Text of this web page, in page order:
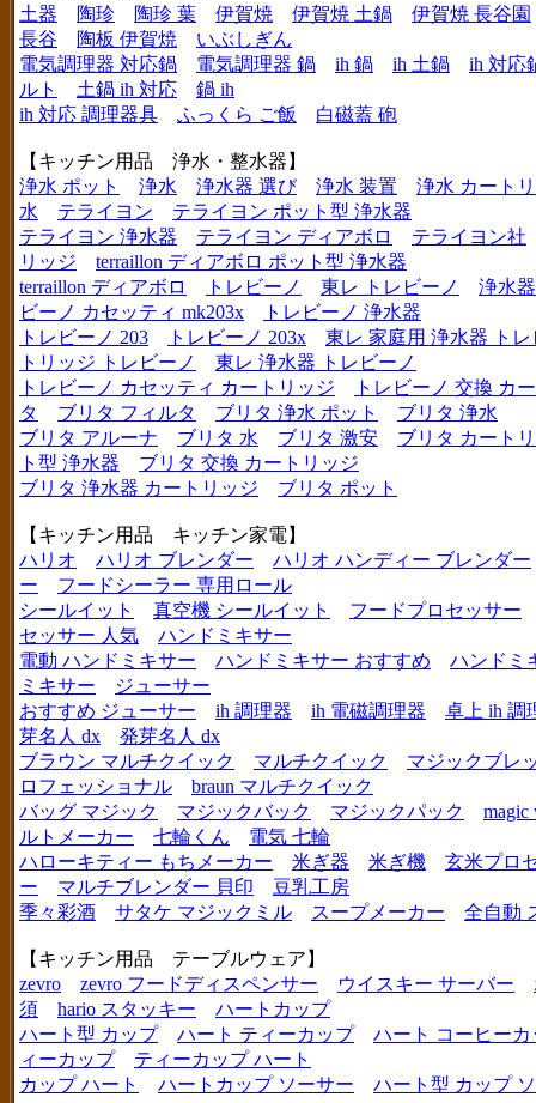
土器
陶珍 陶珍 葉 伊賀焼 伊賀焼 土鍋
伊賀焼 長谷園
長谷
陶板 伊賀焼
いぶしぎん
電気調理器 対応鍋
電気調理器 鍋 ih 鍋 ih 土鍋
ih 対応
ルト
土鍋 ih 対応
鍋 ih
ih 対応 調理器具
ふっくら ご飯 白磁蓋 砲
【キッチン用品 浄水・整水器】
浄水 ポット
浄水 浄水器 選び 浄水 装置
浄水 カート
水
テライヨン
テライヨン ポット型 浄水器
テライヨン 浄水器
テライヨン ディアボロ
テライヨン社
リッジ
terraillon ディアボロ ポット型 浄水器
terraillon ディアボロ
トレビーノ 東レ トレビーノ
浄水
ビーノ カセッティ mk203x
トレビーノ 浄水器
トレビーノ 203
トレビーノ 203x
東レ 家庭用 浄水器 トレ
トリッジ トレビーノ
東レ 浄水器 トレビーノ
トレビーノ カセッティ カートリッジ
トレビーノ 交換 カ
タ
ブリタ フィルタ ブリタ 浄水 ポット
ブリタ 浄水
ブリタ アルーナ
ブリタ 水 ブリタ 激安
ブリタ カート
ト型 浄水器
ブリタ 交換 カートリッジ
ブリタ 浄水器 カートリッジ
ブリタ ポット
【キッチン用品 キッチン家電】
ハリオ
ハリオ ブレンダー
ハリオ ハンディー ブレンダー
ー
フードシーラー 専用ロール
シールイット
真空機 シールイット
フードプロセッサー
セッサー 人気
ハンドミキサー
電動 ハンドミキサー
ハンドミキサー おすすめ
ハンドミ
ミキサー
ジューサー
おすすめ ジューサー
ih 調理器 ih 電磁調理器
卓上 ih 調
芽名人 dx
発芽名人 dx
ブラウン マルチクイック
マルチクイック
マジックブレ
ロフェッショナル
braun マルチクイック
バッグ マジック
マジックバック マジックパック
magic
ルトメーカー
七輪くん
電気 七輪
ハローキティー もちメーカー
米ぎ器 米ぎ機
玄米プロ
ー
マルチブレンダー 貝印
豆乳工房
季々彩酒
サタケ マジックミル スープメーカー 全自動
【キッチン用品 テーブルウェア】
zevro
zevro フードディスペンサー ウイスキー サーバー
須
hario スタッキー
ハートカップ
ハート型 カップ
ハート ティーカップ
ハート コーヒーカ
ィーカップ
ティーカップ ハート
カップ ハート
ハートカップ ソーサー ハート型 カップ